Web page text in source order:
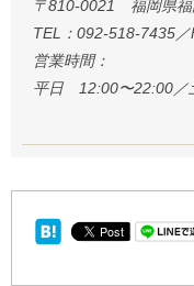
〒810-0021 福岡県福
TEL：092-518-7435
営業時間：
平日 12:00〜22:00